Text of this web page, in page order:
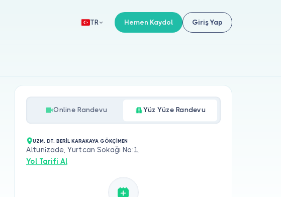
TR Hemen Kaydol Giriş Yap
Online Randevu Yüz Yüze Randevu
UZM. DT. BERİL KARAKAYA GÖKÇİMEN
Altunizade, Yurtcan Sokağı No:1,
Yol Tarifi Al